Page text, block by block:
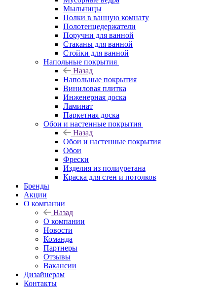
Мыльницы
Полки в ванную комнату
Полотенцедержатели
Поручни для ванной
Стаканы для ванной
Стойки для ванной
Напольные покрытия
Назад
Напольные покрытия
Виниловая плитка
Инженерная доска
Ламинат
Паркетная доска
Обои и настенные покрытия
Назад
Обои и настенные покрытия
Обои
Фрески
Изделия из полиуретана
Краска для стен и потолков
Бренды
Акции
О компании
Назад
О компании
Новости
Команда
Партнеры
Отзывы
Вакансии
Дизайнерам
Контакты